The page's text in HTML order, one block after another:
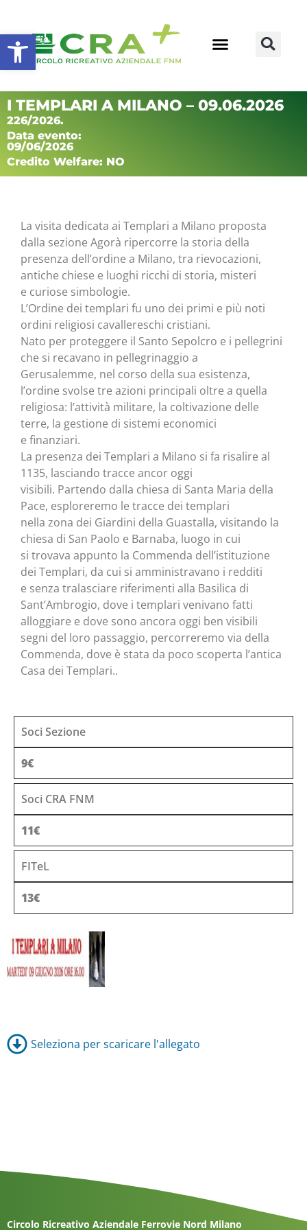
Apri la barra degli strumenti
I TEMPLARI A MILANO – 09.06.2026
226/2026.
Data evento:
09/06/2026
Credito Welfare: NO
La visita dedicata ai Templari a Milano proposta
dalla sezione Agorà ripercorre la storia della
presenza dell’ordine a Milano, tra rievocazioni,
antiche chiese e luoghi ricchi di storia, misteri
e curiose simbologie.
L’Ordine dei templari fu uno dei primi e più noti
ordini religiosi cavallereschi cristiani.
Nato per proteggere il Santo Sepolcro e i pellegrini
che si recavano in pellegrinaggio a
Gerusalemme, nel corso della sua esistenza,
l’ordine svolse tre azioni principali oltre a quella
religiosa: l’attività militare, la coltivazione delle
terre, la gestione di sistemi economici
e finanziari.
La presenza dei Templari a Milano si fa risalire al
1135, lasciando tracce ancor oggi
visibili. Partendo dalla chiesa di Santa Maria della
Pace, esploreremo le tracce dei templari
nella zona dei Giardini della Guastalla, visitando la
chiesa di San Paolo e Barnaba, luogo in cui
si trovava appunto la Commenda dell’istituzione
dei Templari, da cui si amministravano i redditi
e senza tralasciare riferimenti alla Basilica di
Sant’Ambrogio, dove i templari venivano fatti
alloggiare e dove sono ancora oggi ben visibili
segni del loro passaggio, percorreremo via della
Commenda, dove è stata da poco scoperta l’antica
Casa dei Templari..
Soci Sezione
9€
Soci CRA FNM
11€
FITeL
13€
Seleziona per scaricare l'allegato
Circolo Ricreativo Aziendale Ferrovie Nord Milano